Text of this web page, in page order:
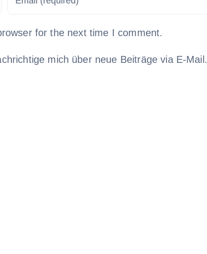
for the next time I comment.
mich über neue Beiträge via E-Mail.